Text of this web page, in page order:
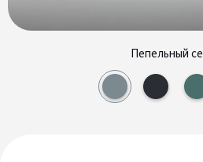
Пепельный